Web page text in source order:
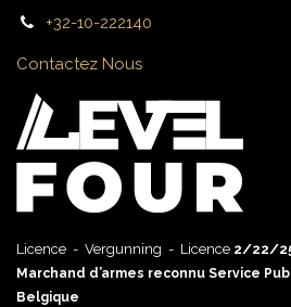
+32-10-222140
Contactez Nous
Licence - Vergunning - Licence 2/22/
Marchand d’armes reconnu Service
Belgique